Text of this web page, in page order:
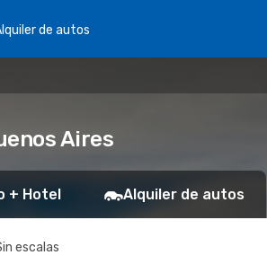
de autos
Aires
+ Hotel Alquiler de autos
escalas